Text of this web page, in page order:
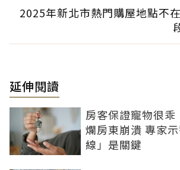
2025年新北市熱門購屋地點不
延伸閱讀
房客保證寵物很乖
爛房東崩潰 專家
線」是關鍵